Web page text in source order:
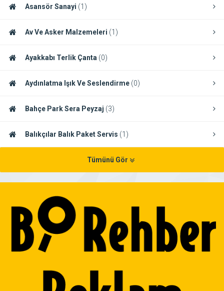
Asansör Sanayi (1)
Av Ve Asker Malzemeleri (1)
Ayakkabı Terlik Çanta (0)
Aydınlatma Işık Ve Seslendirme (0)
Bahçe Park Sera Peyzaj (3)
Balıkçılar Balık Paket Servis (1)
Tümünü Gör